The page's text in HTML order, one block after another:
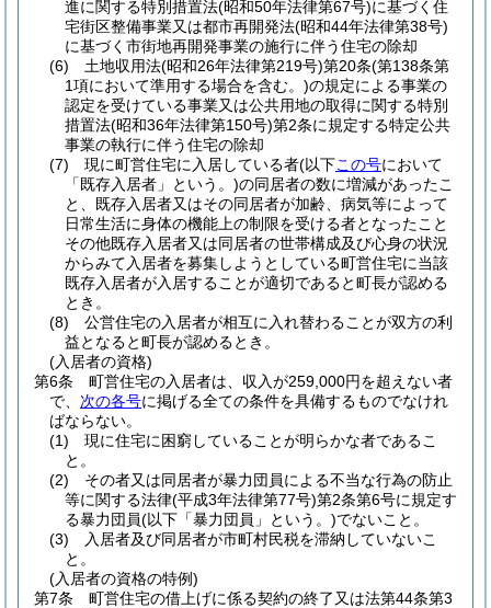
進に関する特別措置法(昭和50年法律第67号)に基づく住
宅街区整備事業又は都市再開発法(昭和44年法律第38号)
に基づく市街地再開発事業の施行に伴う住宅の除却
(6)
土地収用法(昭和26年法律第219号)第20条(第138条第
1項において準用する場合を含む。)の規定による事業の
認定を受けている事業又は公共用地の取得に関する特別
措置法(昭和36年法律第150号)第2条に規定する特定公共
事業の執行に伴う住宅の除却
(7)
現に町営住宅に入居している者(以下この号において
「既存入居者」という。)の同居者の数に増減があったこ
と、既存入居者又はその同居者が加齢、病気等によって
日常生活に身体の機能上の制限を受ける者となったこと
その他既存入居者又は同居者の世帯構成及び心身の状況
からみて入居者を募集しようとしている町営住宅に当該
既存入居者が入居することが適切であると町長が認める
とき。
(8)
公営住宅の入居者が相互に入れ替わることが双方の利
益となると町長が認めるとき。
(入居者の資格)
第6条
町営住宅の入居者は、収入が259,000円を超えない者
で、 次の各号に掲げる全ての条件を具備するものでなけれ
ばならない。
(1)
現に住宅に困窮していることが明らかな者であるこ
と。
(2)
その者又は同居者が暴力団員による不当な行為の防止
等に関する法律(平成3年法律第77号)第2条第6号に規定す
る暴力団員(以下「暴力団員」という。)でないこと。
(3)
入居者及び同居者が市町村民税を滞納していないこ
と。
(入居者の資格の特例)
第7条
町営住宅の借上げに係る契約の終了又は法第44条第3